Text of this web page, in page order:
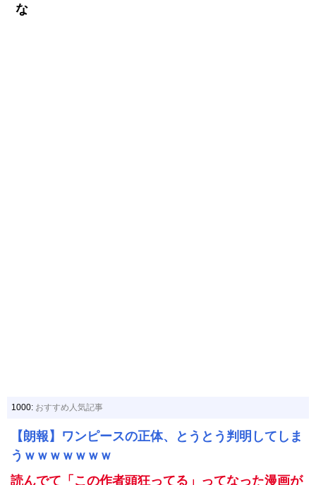
な
1000: おすすめ人気記事
【朗報】ワンピースの正体、とうとう判明してしま
うｗｗｗｗｗｗｗ
読んでて「この作者頭狂ってる」ってなった漫画が